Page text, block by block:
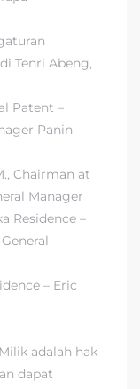
Tenri Abeng,
Patent –
Panin
Chairman at
Manager
Residence –
– Eric
adalah hak
dapat